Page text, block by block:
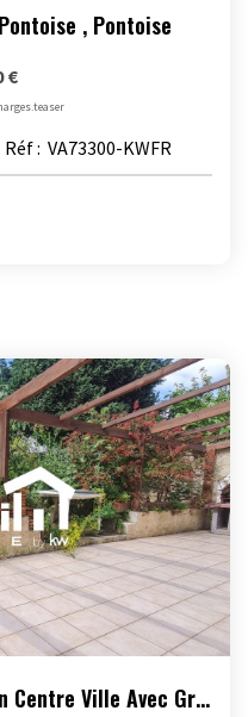
, Pontoise
€
Réf : VA73300-KWFR
Maison Idéalement Située En Centre Ville Avec Grand Jardin...